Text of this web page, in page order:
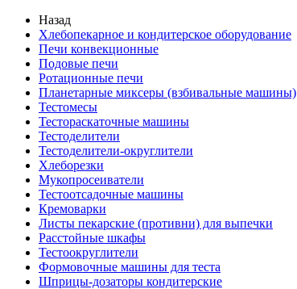
Назад
Хлебопекарное и кондитерское оборудование
Печи конвекционные
Подовые печи
Ротационные печи
Планетарные миксеры (взбивальные машины)
Тестомесы
Тестораскаточные машины
Тестоделители
Тестоделители-округлители
Хлеборезки
Мукопросеиватели
Тестоотсадочные машины
Кремоварки
Листы пекарские (противни) для выпечки
Расстойные шкафы
Тестоокруглители
Формовочные машины для теста
Шприцы-дозаторы кондитерские